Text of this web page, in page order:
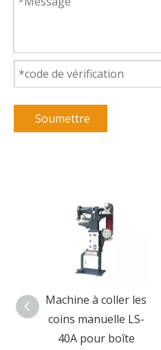
Soumettre
Machine à coller les
coins manuelle LS-
40A pour boîte